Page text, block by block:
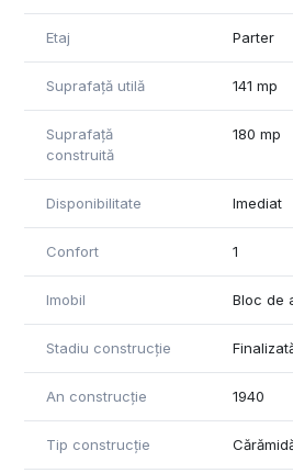
Etaj Parter
Suprafață utilă 141 mp
Suprafață
construită
180 mp
Disponibilitate Imediat
Confort 1
Imobil Bloc de
Stadiu construcție
An construcție 1940
Tip construcție